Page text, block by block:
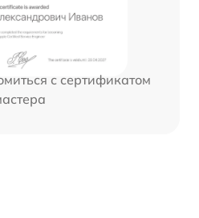
с сертификатом